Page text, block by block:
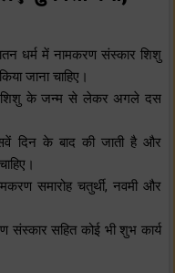
धर्म में नामकरण संस्कार शिशु
जाना चाहिए।
शिशु के जन्म से लेकर अगले दस
दिन के बाद की जाती है और
समारोह चतुर्थी, नवमी और
संस्कार सहित कोई भी शुभ कार्य